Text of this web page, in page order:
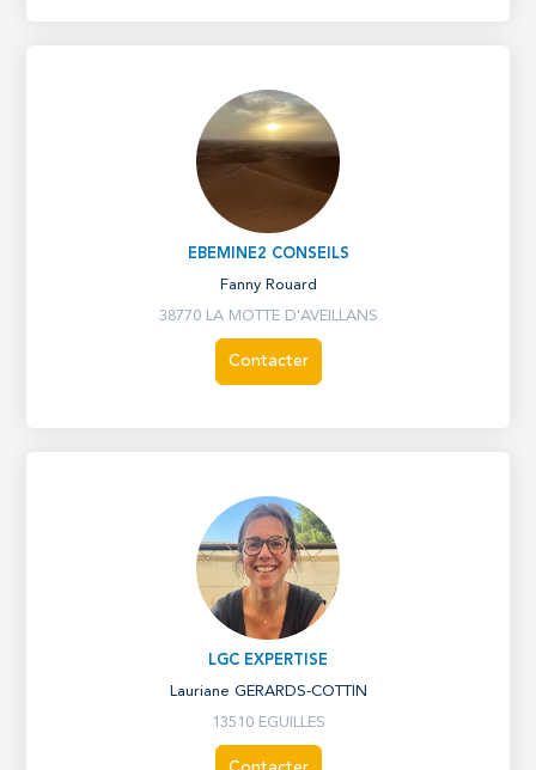
EBEMINE2 CONSEILS
Fanny Rouard
38770 LA MOTTE D'AVEILLANS
Contacter
LGC EXPERTISE
Lauriane GERARDS-COTTIN
13510 EGUILLES